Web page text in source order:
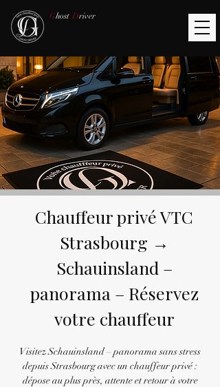
Ghost Driver
Chauffeur privé VTC
Strasbourg →
Schauinsland –
panorama – Réservez
votre chauffeur
Visitez Schauinsland – panorama sans stress
depuis Strasbourg avec un chauffeur privé :
dépose au plus près, attente et retour à votre